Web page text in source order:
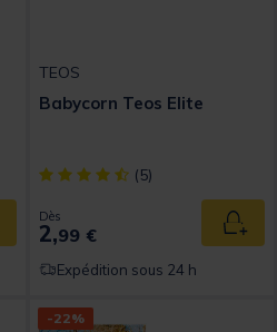
au panier
TEOS
Babycorn Teos Elite
[object Object] out of 5
(5)
Dès
2,99 €
Expédition sous 24 h
-22%